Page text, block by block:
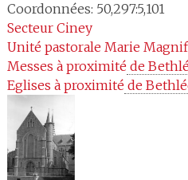
Coordonnées: 50,297:5,101
Secteur Ciney
Unité pastorale Marie
Messes à proximité de
Eglises à proximité de